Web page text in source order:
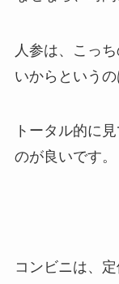
人参は、こっ
いからというの
トータル的に
のが良いです。
コンビニは、